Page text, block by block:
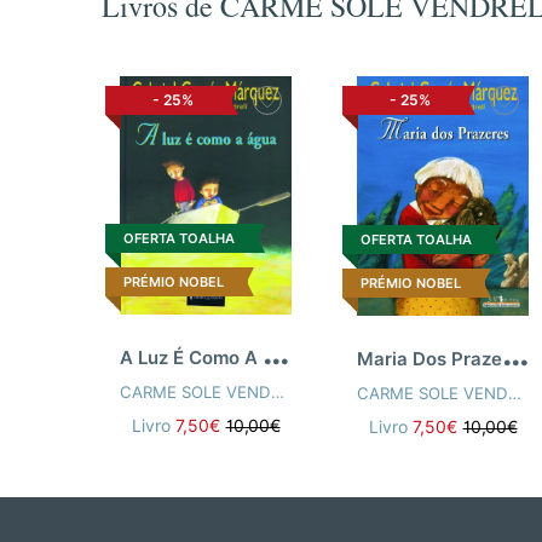
Livros de CARME SOLE
- 25%
OFERTA TOALHA
PRÉMIO NOBEL
A
Luz É Como A Água
CARME SOLE VENDRELL
VÁRIOS AUTORES
Livro 7,50€ 10,00€
- 25%
OFERTA TOALHA
PRÉMIO NOBEL
M
aria Dos Prazeres
CARME SOLE VENDRELL
Livro 7,50€ 10,00€